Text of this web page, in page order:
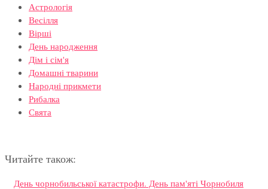
Астрологія
Весілля
Вірші
День народження
Дім і сім'я
Домашні тварини
Народні прикмети
Рибалка
Свята
Читайте також:
День чорнобильської катастрофи. День пам'яті Чорнобиля